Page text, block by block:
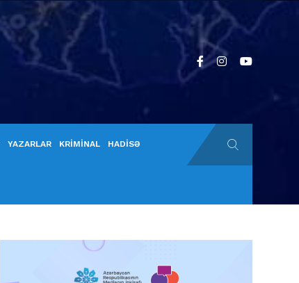
YAZARLAR KRİMİNAL HADİSƏ